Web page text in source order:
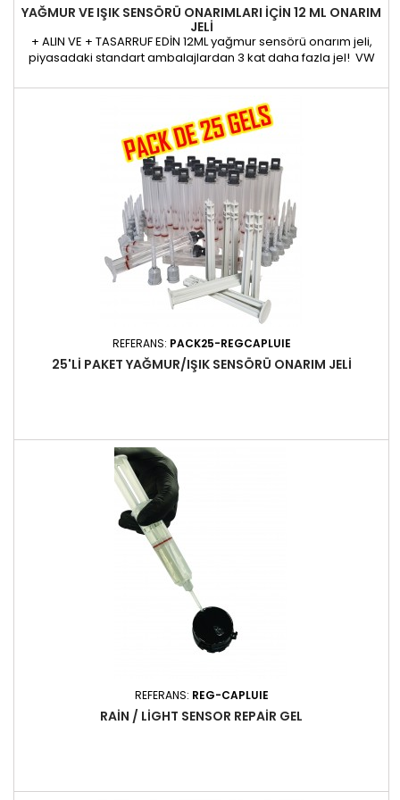
YAĞMUR VE IŞIK SENSÖRÜ ONARIMLARI IÇIN 12 ML ONARIM
JELI
+ ALIN VE + TASARRUF EDİN 12ML yağmur sensörü onarım jeli,
piyasadaki standart ambalajlardan 3 kat daha fazla jel! VW
değiştirildiğinde yağmur sensörü tekrar kullanılamaz ve bu
nedenle değiştirilmesi gerekir. İki bileşenli silikon jel, yuvarlak
ve köşeli yağmur ve ışık sensörlerinin yeniden kullanılmasını...
REFERANS: PACK25-REGCAPLUIE
25'LI PAKET YAĞMUR/IŞIK SENSÖRÜ ONARIM JELI
REFERANS: REG-CAPLUIE
RAIN / LIGHT SENSOR REPAIR GEL